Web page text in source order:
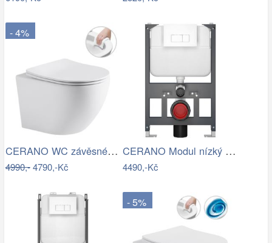
- 4%
CERANO WC závěsné Cesso, Rimless + Slim…
4990,-4790,-Kč
CERANO Modul nízký pro WC závěsné Prime…
4490,-Kč
- 5%